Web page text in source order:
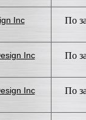
Inc По
Inc По
Inc По